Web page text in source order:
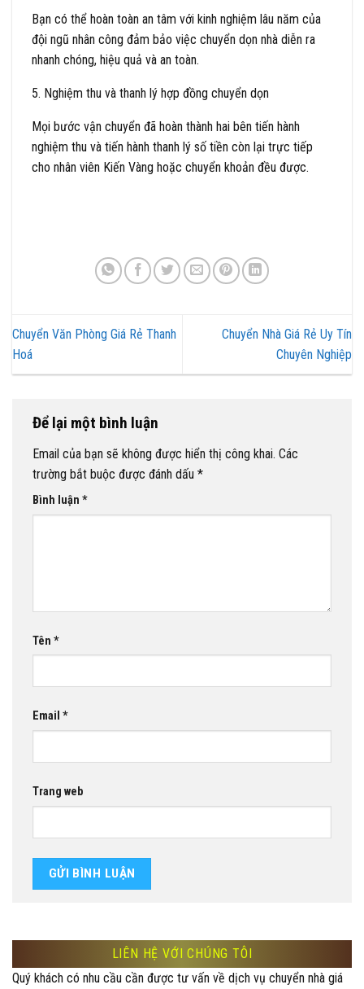
Bạn có thể hoàn toàn an tâm với kinh nghiệm lâu năm của
đội ngũ nhân công đảm bảo việc chuyển dọn nhà diễn ra
nhanh chóng, hiệu quả và an toàn.
5. Nghiệm thu và thanh lý hợp đồng chuyển dọn
Mọi bước vận chuyển đã hoàn thành hai bên tiến hành
nghiệm thu và tiến hành thanh lý số tiền còn lại trực tiếp
cho nhân viên Kiến Vàng hoặc chuyển khoản đều được.
Chuyển Văn Phòng Giá Rẻ Thanh
Hoá
Chuyển Nhà Giá Rẻ Uy Tín
Chuyên Nghiệp
Để lại một bình luận
Email của bạn sẽ không được hiển thị công khai. Các
trường bắt buộc được đánh dấu *
Bình luận *
Tên *
Email *
Trang web
LIÊN HỆ VỚI CHÚNG TÔI
Quý khách có nhu cầu cần được tư vấn về dịch vụ chuyển nhà giá